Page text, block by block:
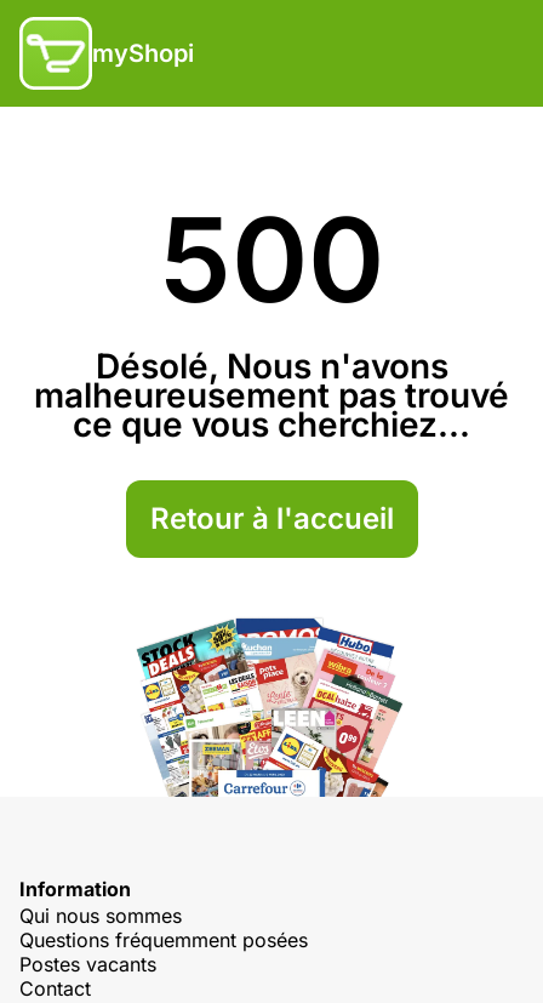
myShopi
500
Désolé, Nous n'avons
malheureusement pas trouvé
ce que vous cherchiez...
Retour à l'accueil
Information
Qui nous sommes
Questions fréquemment posées
Postes vacants
Contact